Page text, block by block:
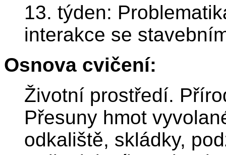
13. týden:
interakce se
Osnova cvičení:
Životní prostředí.
Přesuny hmot
odkaliště, skládky,